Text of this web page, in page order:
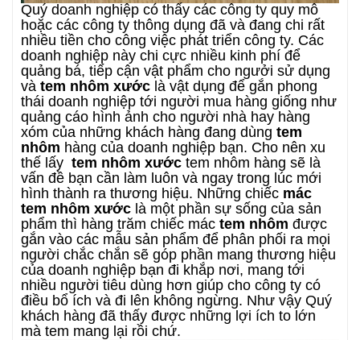
Quý doanh nghiệp có thấy các công ty quy mô
hoặc các công ty thông dụng đã và đang chi rất
nhiều tiền cho công việc phát triển công ty. Các
doanh nghiệp này chi cực nhiều kinh phí để
quảng bá, tiếp cận vật phẩm cho ngưởi sử dụng
và tem nhôm xước là vật dụng để gắn phong
thái doanh nghiệp tới người mua hàng giống như
quảng cáo hình ảnh cho người nhà hay hàng
xóm của những khách hàng đang dùng tem
nhôm hàng của doanh nghiệp bạn. Cho nên xu
thế lấy tem nhôm xước tem nhôm hàng sẽ là
vấn đề bạn cần làm luôn và ngay trong lúc mới
hình thành ra thương hiệu. Những chiếc mác
tem nhôm xước là một phần sự sống của sản
phẩm thì hàng trăm chiếc mác tem nhôm được
gắn vào các mẫu sản phẩm để phân phối ra mọi
người chắc chắn sẽ góp phần mang thương hiệu
của doanh nghiệp bạn đi khắp nơi, mang tới
nhiều người tiêu dùng hơn giúp cho công ty có
điều bổ ích và đi lên không ngừng. Như vậy Quý
khách hàng đã thấy được những lợi ích to lớn
mà tem mang lại rồi chứ.